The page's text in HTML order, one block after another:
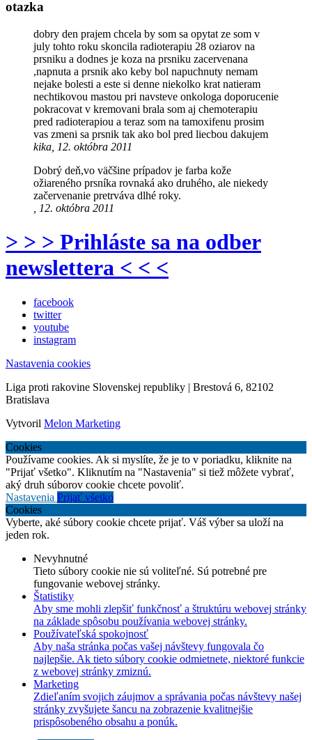
otazka
dobry den prajem chcela by som sa opytat ze som v
july tohto roku skoncila radioterapiu 28 oziarov na
prsniku a dodnes je koza na prsniku zacervenana
,napnuta a prsnik ako keby bol napuchnuty nemam
nejake bolesti a este si denne niekolko krat natieram
nechtikovou mastou pri navsteve onkologa doporucenie
pokracovat v kremovani brala som aj chemoterapiu
pred radioterapiou a teraz som na tamoxifenu prosim
vas zmeni sa prsnik tak ako bol pred liecbou dakujem
kika, 12. októbra 2011
Dobrý deň,vo väčšine prípadov je farba kože
ožiareného prsníka rovnaká ako druhého, ale niekedy
začervenanie pretrváva dlhé roky.
, 12. októbra 2011
> > > Prihláste sa na odber
newslettera < < <
facebook
twitter
youtube
instagram
Nastavenia cookies
Liga proti rakovine Slovenskej republiky | Brestová 6, 82102
Bratislava
Vytvoril Melon Marketing
Cookies
Používame cookies. Ak si myslíte, že je to v poriadku, kliknite na
"Prijať všetko". Kliknutím na "Nastavenia" si tiež môžete vybrať,
aký druh súborov cookie chcete povoliť.
Nastavenia Prijať všetko
Cookies
Vyberte, aké súbory cookie chcete prijať. Váš výber sa uloží na
jeden rok.
Nevyhnutné
Tieto súbory cookie nie sú voliteľné. Sú potrebné pre
fungovanie webovej stránky.
Štatistiky
Aby sme mohli zlepšiť funkčnosť a štruktúru webovej stránky
na základe spôsobu používania webovej stránky.
Používateľská spokojnosť
Aby naša stránka počas vašej návštevy fungovala čo
najlepšie. Ak tieto súbory cookie odmietnete, niektoré funkcie
z webovej stránky zmiznú.
Marketing
Zdieľaním svojich záujmov a správania počas návštevy našej
stránky zvyšujete šancu na zobrazenie kvalitnejšie
prispôsobeného obsahu a ponúk.